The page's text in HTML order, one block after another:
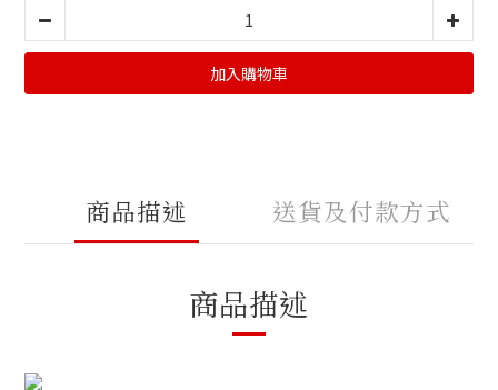
加入購物車
商品描述 送貨及付款方式
商品描述